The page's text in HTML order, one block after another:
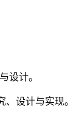
设计。
、设计与实现。